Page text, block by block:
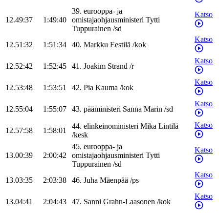
12.49:37 1:49:40
39. eurooppa- ja
omistajaohjausministeri Tytti
Tuppurainen /sd
Katso
12.51:32 1:51:34 40. Markku Eestilä /kok
Katso
12.52:42 1:52:45 41. Joakim Strand /r
Katso
12.53:48 1:53:51 42. Pia Kauma /kok
Katso
12.55:04 1:55:07 43. pääministeri Sanna Marin /sd
Katso
12.57:58 1:58:01
44. elinkeinoministeri Mika Lintilä
/kesk
Katso
13.00:39 2:00:42
45. eurooppa- ja
omistajaohjausministeri Tytti
Tuppurainen /sd
Katso
13.03:35 2:03:38 46. Juha Mäenpää /ps
Katso
13.04:41 2:04:43 47. Sanni Grahn-Laasonen /kok
Katso